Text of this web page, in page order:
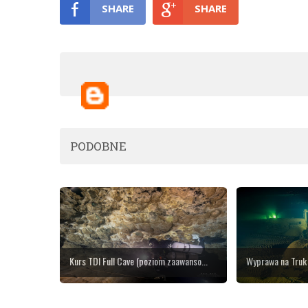
SHARE SHARE
PODOBNE
Kurs TDI Full Cave (poziom zaawanso... Wyprawa na